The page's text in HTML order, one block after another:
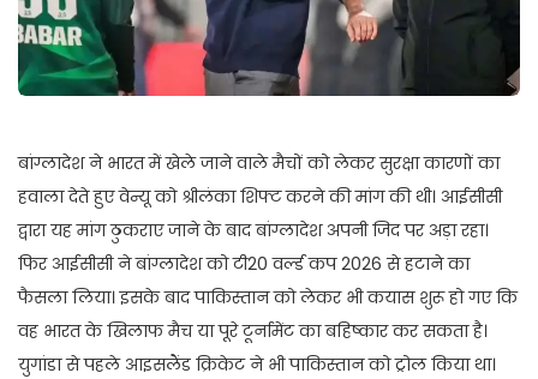
बांग्लादेश ने भारत में खेले जाने वाले मैचों को लेकर सुरक्षा कारणों का
हवाला देते हुए वेन्यू को श्रीलंका शिफ्ट करने की मांग की थी। आईसीसी
द्वारा यह मांग ठुकराए जाने के बाद बांग्लादेश अपनी जिद पर अड़ा रहा।
फिर आईसीसी ने बांग्लादेश को टी20 वर्ल्ड कप 2026 से हटाने का
फैसला लिया। इसके बाद पाकिस्तान को लेकर भी कयास शुरू हो गए कि
वह भारत के खिलाफ मैच या पूरे टूर्नामेंट का बहिष्कार कर सकता है।
युगांडा से पहले आइसलैंड क्रिकेट ने भी पाकिस्तान को ट्रोल किया था।